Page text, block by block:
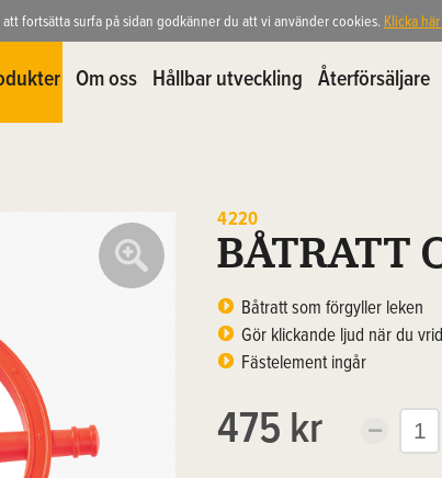
Återförsäljare
Hållbar utveckling
Om oss
4220
BÅTRATT
Båtratt som förgyller leken
Gör klickande ljud när du
Fästelement ingår
475 kr
fortsätta surfa på sidan godkänner du att vi använder cookies. Klicka